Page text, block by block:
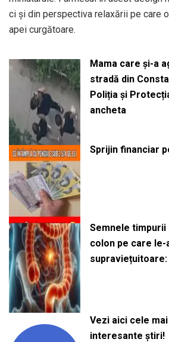
ci şi din perspectiva relaxării pe care
apei curgătoare.
Mama care și-a
stradă din
Poliția și
ancheta
Sprijin financiar
Semnele timpurii
colon pe care le-
supraviețuitoare:
Vezi aici cele
interesante știri!